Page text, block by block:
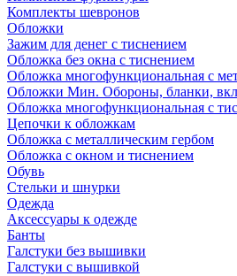
Комплекты шевронов
Обложки
Зажим для денег с тиснением
Обложка без окна с тиснением
Обложка многофункциональная с
Обложки Мин. Обороны, бланки,
Обложка многофункциональная с
Цепочки к обложкам
Обложка с металлическим гербом
Обложка с окном и тиснением
Обувь
Стельки и шнурки
Одежда
Аксессуары к одежде
Банты
Галстуки без вышивки
Галстуки с вышивкой